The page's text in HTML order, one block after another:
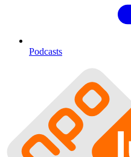
Podcasts